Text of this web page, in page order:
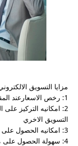
مزايا التسويق
1: رخص الاسعارعند المقارنه بالتسويق التقليدي
التسويق الاخري
3: امكانيه الحصول على تقارير مفصله عن الحملات التسويقيه
4: سهولة الحصول على معلومات أي سلعة ومميزاتها